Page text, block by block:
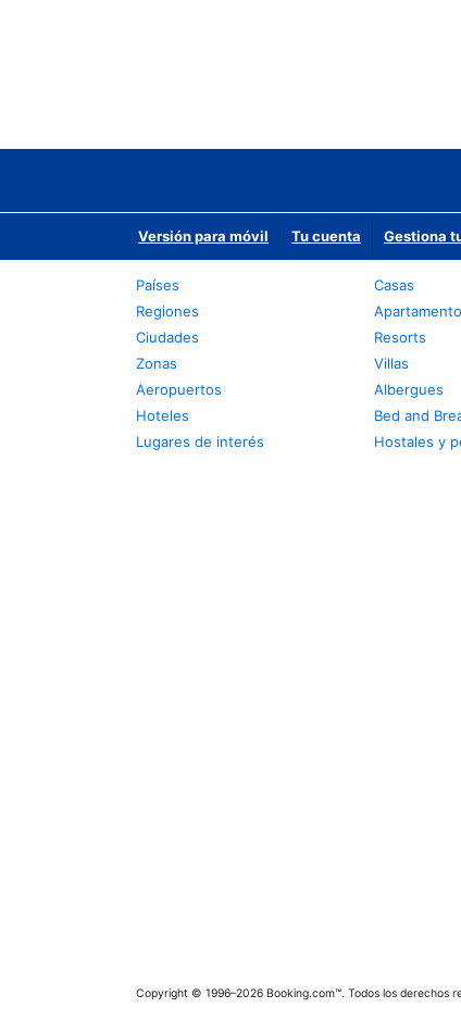
Versión para móvil Tu cuenta Gestiona
Países
Regiones
Ciudades
Zonas
Aeropuertos
Hoteles
Lugares de interés
Casas
Resorts
Villas
Albergues
Bed and
Hostales y
Copyright © 1996–2026 Booking.com™. Todos los derechos